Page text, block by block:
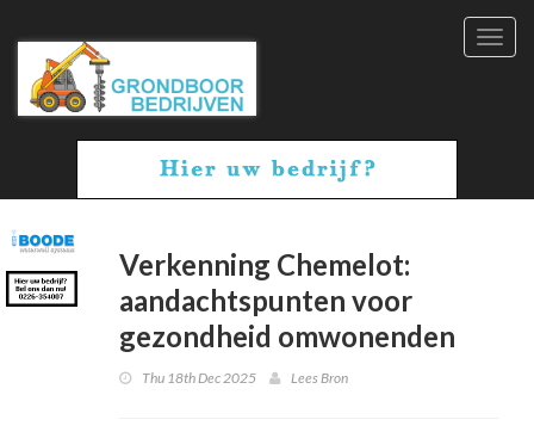
Verkenning Chemelot:
aandachtspunten voor
gezondheid omwonenden
Thu 18th Dec 2025 Lees Bron